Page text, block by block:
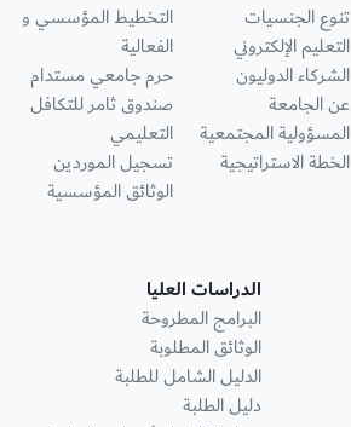
تنوع الجنسيات
التعليم الإلكتروني
الشركاء الدوليون
عن الجامعة
المسؤولية المجتمعية
الخطة الاستراتيجية
التخطيط المؤسسي و
الفعالية
حرم جامعي مستدام
صندوق ثامر للتكافل
التعليمي
تسجيل الموردين
الوثائق المؤسسية
الدراسات العليا
البرامج المطروحة
الوثائق المطلوبة
الدليل الشامل للطلبة
دليل الطلبة